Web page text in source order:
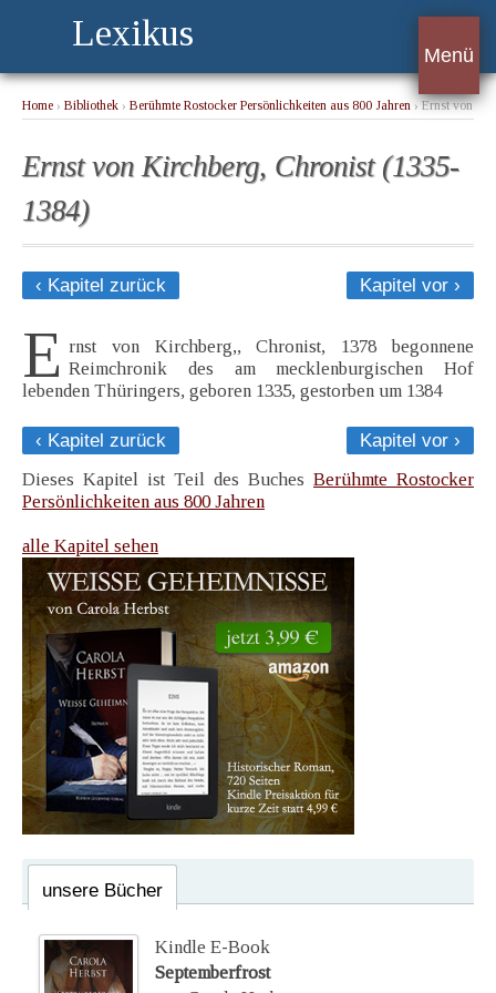
Lexikus
Menü
Home › Bibliothek › Berühmte Rostocker Persönlichkeiten aus 800 Jahren › Ernst von
Ernst von Kirchberg, Chronist (1335-
1384)
‹ Kapitel zurück Kapitel vor ›
E rnst von Kirchberg,, Chronist, 1378 begonnene
Reimchronik des am mecklenburgischen Hof
lebenden Thüringers, geboren 1335, gestorben um 1384
‹ Kapitel zurück
Kapitel vor ›
Dieses Kapitel ist Teil des Buches Berühmte Rostocker
Persönlichkeiten aus 800 Jahren
alle Kapitel sehen
unsere Bücher
Kindle E-Book
Septemberfrost